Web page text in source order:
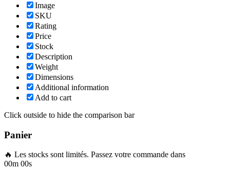
Image
SKU
Rating
Price
Stock
Description
Weight
Dimensions
Additional information
Add to cart
Click outside to hide the comparison bar
Panier
🔥 Les stocks sont limités. Passez votre commande dans
00m 00s